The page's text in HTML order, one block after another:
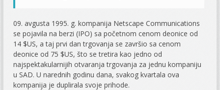
09. avgusta 1995. g. kompanija Netscape Communications
se pojavila na berzi (IPO) sa početnom cenom deonice od
14 $US, a taj prvi dan trgovanja se završio sa cenom
deonice od 75 $US, što se tretira kao jedno od
najspektakularnijih otvaranja trgovanja za jednu kompaniju
u SAD. U narednih godinu dana, svakog kvartala ova
kompanija je duplirala svoje prihode.